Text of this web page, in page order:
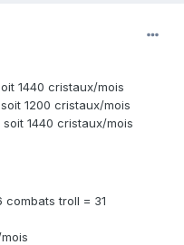
1440 cristaux/mois
1200 cristaux/mois
1440 cristaux/mois
troll = 31